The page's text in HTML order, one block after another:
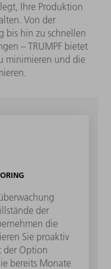
Ihre Produktion
Von der
bis hin zu schnellen
– TRUMPF bietet
minimieren und die
der
die
Sie proaktiv
der Option
bereits Monate